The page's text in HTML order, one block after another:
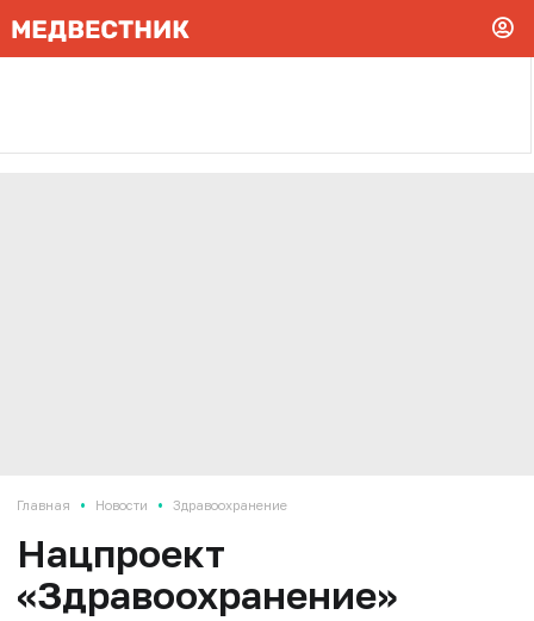
Главная • Новости • Здравоохранение
Нацпроект
«Здравоохранение»